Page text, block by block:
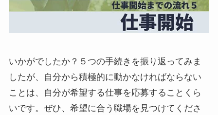
いかがでしたか？５つの手続きを振り返ってみま
したが、自分から積極的に動かなければならない
ことは、自分が希望する仕事を応募することくら
いです。ぜひ、希望に合う職場を見つけてくださ